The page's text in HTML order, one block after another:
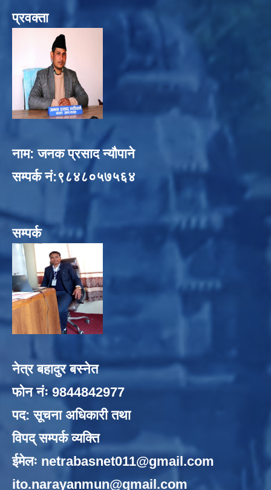
प्रवक्ता
नाम: जनक प्रसाद न्यौपाने
सम्पर्क नं:९८४८०५७५६४
सम्पर्क
नेत्र बहादुर बस्नेत
फोन नंः 9844842977
पद: सूचना अधिकारी तथा
विपद् सम्पर्क व्यक्ति
ईमेलः netrabasnet011@gmail.com
ito.narayanmun@gmail.com